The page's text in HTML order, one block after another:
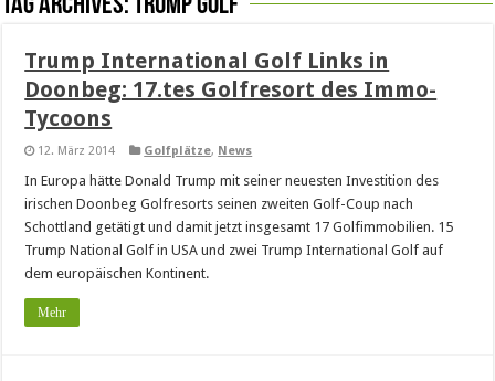
Tag Archives:Trump Golf
Trump International Golf Links in
Doonbeg: 17.tes Golfresort des Immo-
Tycoons
12. März 2014 Golfplätze, News
In Europa hätte Donald Trump mit seiner neuesten Investition des
irischen Doonbeg Golfresorts seinen zweiten Golf-Coup nach
Schottland getätigt und damit jetzt insgesamt 17 Golfimmobilien. 15
Trump National Golf in USA und zwei Trump International Golf auf
dem europäischen Kontinent.
Mehr